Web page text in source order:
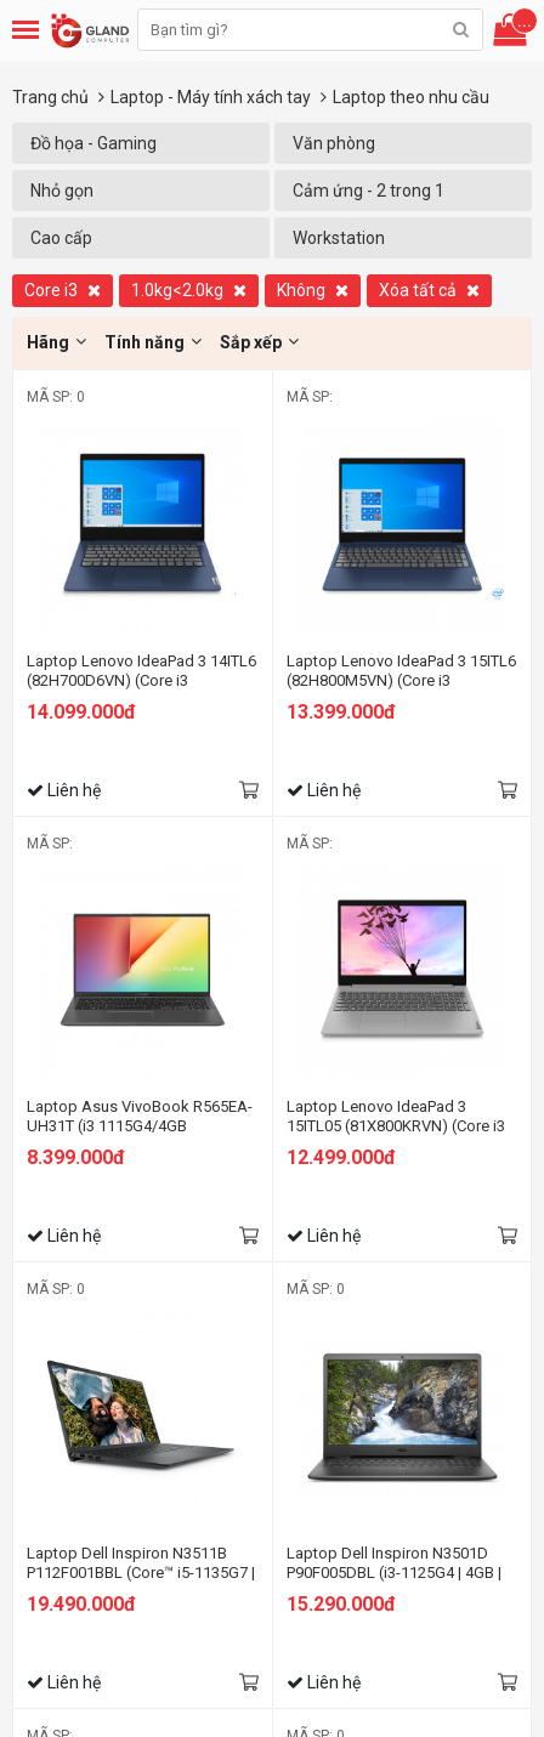
...
Trang chủ Laptop - Máy tính xách tay Laptop theo nhu cầu
Đồ họa - Gaming Văn phòng
Nhỏ gọn Cảm ứng - 2 trong 1
Cao cấp Workstation
Core i3 1.0kg<2.0kg Không Xóa tất cả
Hãng Tính năng Sắp xếp
MÃ SP: 0
Laptop Lenovo IdeaPad 3 14ITL6
(82H700D6VN) (Core i3
SSD/14 FHD/Win10/Xanh)
14.099.000đ
Liên hệ
MÃ SP:
Laptop Lenovo IdeaPad 3 15ITL6
(82H800M5VN) (Core i3
SSD/15.6 FHD/Win11/Xanh)
13.399.000đ
Liên hệ
MÃ SP:
Laptop Asus VivoBook R565EA-
UH31T (i3 1115G4/4GB
RAM/128GB SSD/15.6 FHD/Win
10/Xám)
8.399.000đ
Liên hệ
MÃ SP:
Laptop Lenovo IdeaPad 3
15ITL05 (81X800KRVN) (Core i3
1115G4/8GB RAM/256GB
SSD/15.6 HD/Win11/Xám)
12.499.000đ
Liên hệ
MÃ SP: 0
Laptop Dell Inspiron N3511B
P112F001BBL (Core™ i5-1135G7 |
inch FHD | Win 10 | Office | Đen)
19.490.000đ
Liên hệ
MÃ SP: 0
Laptop Dell Inspiron N3501D
P90F005DBL (i3-1125G4 | 4GB |
| Win 10 | Đen)
15.290.000đ
Liên hệ